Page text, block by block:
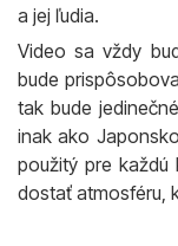
a jej ľudia.
Video sa vždy
bude
tak bude
inak ako
použitý pre
dostať atmosféru,